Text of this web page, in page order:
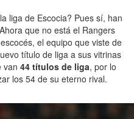
liga de Escocia? Pues sí, han
que no está el Rangers
el equipo que viste de
título de liga a sus vitrinas
van 44 títulos de liga, por lo
los 54 de su eterno rival.